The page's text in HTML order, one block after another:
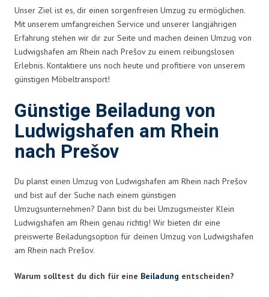
Unser Ziel ist es, dir einen sorgenfreien Umzug zu ermöglichen.
Mit unserem umfangreichen Service und unserer langjährigen
Erfahrung stehen wir dir zur Seite und machen deinen Umzug von
Ludwigshafen am Rhein nach Prešov zu einem reibungslosen
Erlebnis. Kontaktiere uns noch heute und profitiere von unserem
günstigen Möbeltransport!
Günstige Beiladung von
Ludwigshafen am Rhein
nach Prešov
Du planst einen Umzug von Ludwigshafen am Rhein nach Prešov
und bist auf der Suche nach einem günstigen
Umzugsunternehmen? Dann bist du bei Umzugsmeister Klein
Ludwigshafen am Rhein genau richtig! Wir bieten dir eine
preiswerte Beiladungsoption für deinen Umzug von Ludwigshafen
am Rhein nach Prešov.
Warum solltest du dich für eine Beiladung entscheiden?